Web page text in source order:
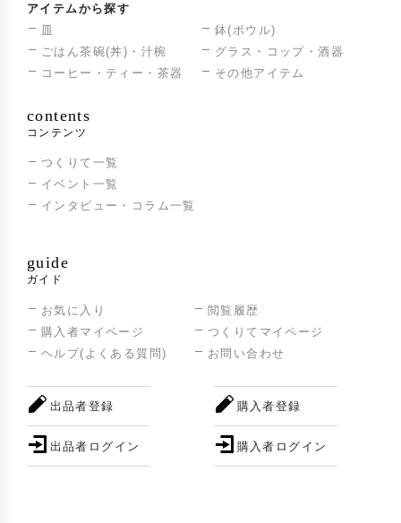
アイテムから探す
皿
鉢(ボウル)
ごはん茶碗(丼)・汁椀
グラス・コップ・酒器
コーヒー・ティー・茶器
その他アイテム
contents
コンテンツ
つくりて一覧
イベント一覧
インタビュー・コラム一覧
guide
ガイド
お気に入り
閲覧履歴
購入者マイページ
つくりてマイページ
ヘルプ(よくある質問)
お問い合わせ
出品者登録
出品者ログイン
購入者登録
購入者ログイン